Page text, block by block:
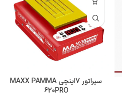
سپراتور 7اینچی MAXX PAMMA
620PRO